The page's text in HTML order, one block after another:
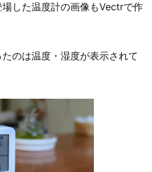
した温度計の画像もVectrで作
のは温度・湿度が表示されて